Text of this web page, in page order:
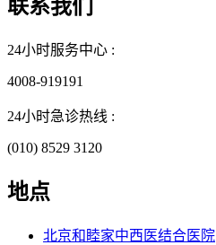
联系我们
24小时服务中心 :
4008-919191
24小时急诊热线 :
(010) 8529 3120
地点
北京和睦家中西医结合医院